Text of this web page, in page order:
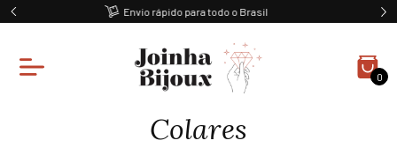
Ganhe 10% off na primeira compra
0
Colares